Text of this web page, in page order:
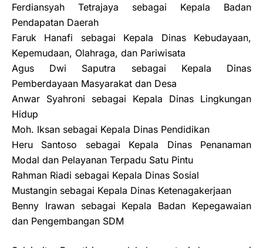
Ferdiansyah Tetrajaya sebagai Kepala Badan
Pendapatan Daerah
Faruk Hanafi sebagai Kepala Dinas Kebudayaan,
Kepemudaan, Olahraga, dan Pariwisata
Agus Dwi Saputra sebagai Kepala Dinas
Pemberdayaan Masyarakat dan Desa
Anwar Syahroni sebagai Kepala Dinas Lingkungan
Hidup
Moh. Iksan sebagai Kepala Dinas Pendidikan
Heru Santoso sebagai Kepala Dinas Penanaman
Modal dan Pelayanan Terpadu Satu Pintu
Rahman Riadi sebagai Kepala Dinas Sosial
Mustangin sebagai Kepala Dinas Ketenagakerjaan
Benny Irawan sebagai Kepala Badan Kepegawaian
dan Pengembangan SDM